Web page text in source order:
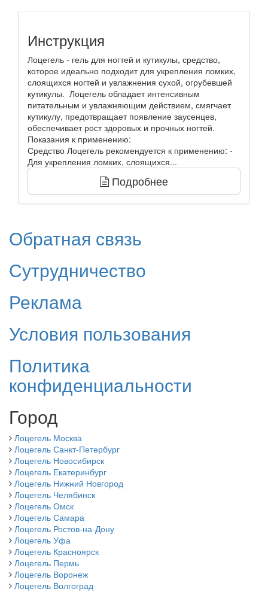
Инструкция
Лоцегель - гель для ногтей и кутикулы, средство,
которое идеально подходит для укрепления ломких,
слоящихся ногтей и увлажнения сухой, огрубевшей
кутикулы. Лоцегель обладает интенсивным
питательным и увлажняющим действием, смягчает
кутикулу, предотвращает появление заусенцев,
обеспечивает рост здоровых и прочных ногтей.
Показания к применению:
Средство Лоцегель рекомендуется к применению: -
Для укрепления ломких, слоящихся...
Подробнее
Обратная связь
Сутрудничество
Реклама
Условия пользования
Политика
конфиденциальности
Город
Лоцегель Москва
Лоцегель Санкт-Петербург
Лоцегель Новосибирск
Лоцегель Екатеринбург
Лоцегель Нижний Новгород
Лоцегель Челябинск
Лоцегель Омск
Лоцегель Самара
Лоцегель Ростов-на-Дону
Лоцегель Уфа
Лоцегель Красноярск
Лоцегель Пермь
Лоцегель Воронеж
Лоцегель Волгоград